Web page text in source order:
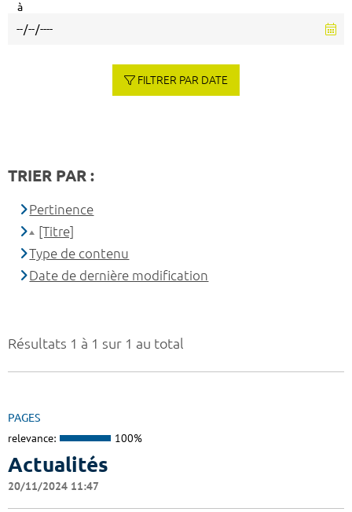
Résultats 1 à 1 sur 1 au total
PAGES
relevance: 100%
Actualités
20/11/2024 11:47
à
FILTRER PAR DATE
TRIER PAR :
Pertinence
[Titre]
Type de contenu
Date de dernière modification